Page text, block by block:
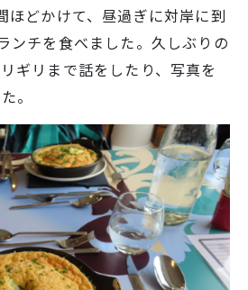
お問い合わせ
個人情報保護方針
ほどかけて、昼過ぎに対岸に到
ンチを食べました。久しぶりの
ギリまで話をしたり、写真を
。